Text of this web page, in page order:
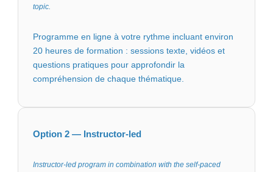
topic.
Programme en ligne à votre rythme incluant environ
20 heures de formation : sessions texte, vidéos et
questions pratiques pour approfondir la
compréhension de chaque thématique.
Option 2 — Instructor-led
Instructor-led program in combination with the self-paced